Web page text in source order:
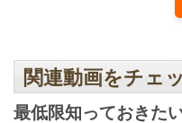
関連動画をチェ
最低限知っておきた